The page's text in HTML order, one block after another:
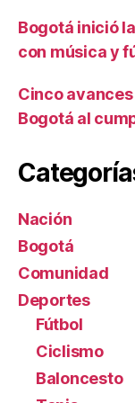
Bogotá inició
con música y
Cinco
Bogotá al
Nación
Bogotá
Comunidad
Deportes
Fútbol
Ciclismo
Baloncesto